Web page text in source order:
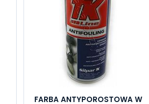
FARBA ANTYPOROSTOWA W